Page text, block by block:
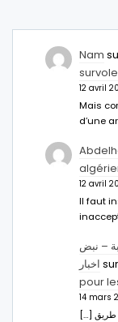
Nam
12 avril
Mais
d’une
12 avril
Il faut
– نبض
اخبار
pour
14 mars
[…] الإعلان عن طريق Ahmed Abdel-Latifسفير مصر بالرباط.